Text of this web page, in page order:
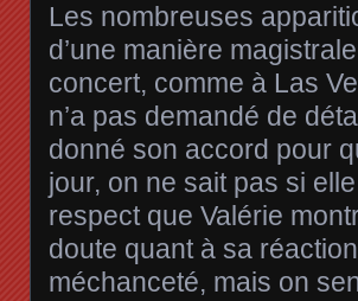
Les nombreuses
d’une manière
concert, comme à Las
n’a pas demandé de
donné son accord pour
jour, on ne sait pas si
respect que Valérie
doute quant à sa
méchanceté, mais on